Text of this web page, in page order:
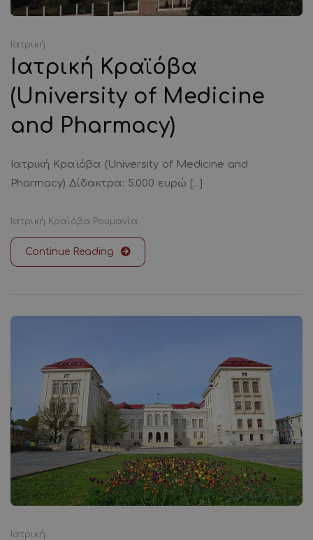
Ιατρική
Ιατρική Κραϊόβα
(University of Medicine
and Pharmacy)
Ιατρική Κραϊόβα (University of Medicine and
Pharmacy) Δίδακτρα: 5.000 ευρώ [...]
Ιατρική Κραϊόβα Ρουμανία
Continue Reading
Ιατρική